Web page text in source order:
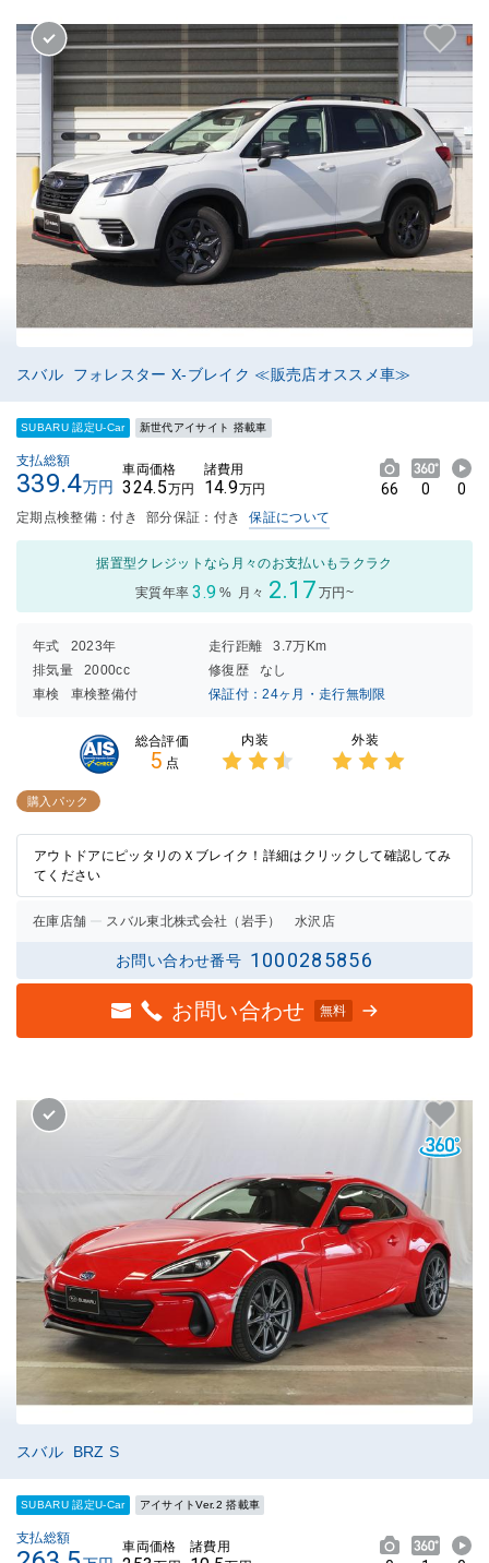
スバル フォレスター X-ブレイク ≪販売店オススメ車≫
SUBARU 認定U-Car 新世代アイサイト 搭載車
支払総額
339.4万円
車両価格
324.5万円
諸費用
14.9万円 66 0 0
定期点検整備：付き 部分保証：付き 保証について
据置型クレジットなら月々のお支払いもラクラク
実質年率 3.9 % 月々 2.17 万円~
年式 2023年 走行距離
3.7万Km
排気量
2000cc 修復歴
なし
車検
車検整備付 保証付：24ヶ月・走行無制限
総合評価
5 点
内装 外装
購入パック
アウトドアにピッタリのＸブレイク！詳細はクリックして確認してみ
てください
在庫店舗 スバル東北株式会社（岩手） 水沢店
お問い合わせ番号 1000285856
お問い合わせ 無料
スバル BRZ S
SUBARU 認定U-Car アイサイトVer.2 搭載車
支払総額
車両価格 諸費用